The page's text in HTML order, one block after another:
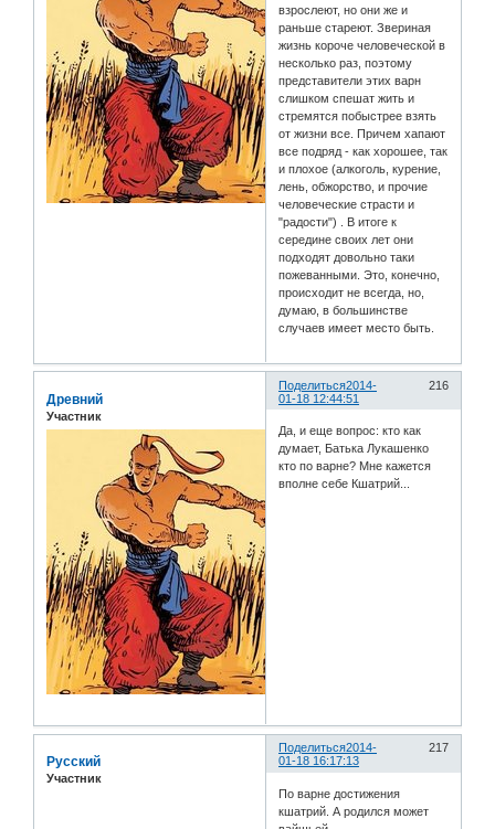
взрослеют, но они же и
раньше стареют. Звериная
жизнь короче человеческой в
несколько раз, поэтому
представители этих варн
слишком спешат жить и
стремятся побыстрее взять
от жизни все. Причем хапают
все подряд - как хорошее, так
и плохое (алкоголь, курение,
лень, обжорство, и прочие
человеческие страсти и
"радости") . В итоге к
середине своих лет они
подходят довольно таки
пожеванными. Это, конечно,
происходит не всегда, но,
думаю, в большинстве
случаев имеет место быть.
Поделиться 216
2014-
01-18 12:44:51
Древний
Участник
Да, и еще вопрос: кто как
думает, Батька Лукашенко
кто по варне? Мне кажется
вполне себе Кшатрий...
Поделиться 217
2014-
01-18 16:17:13
Русский
Участник
По варне достижения
кшатрий. А родился может